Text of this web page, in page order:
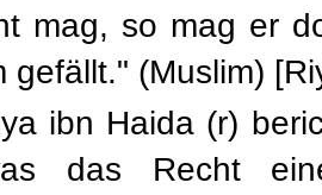
mag, so mag er
gefällt." (Muslim)
ibn Haida (r)
das Recht